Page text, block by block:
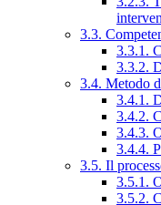
3.3.
3.3.1.
3.3.2.
3.4. Metodo
3.4.1.
3.4.2.
3.4.3.
3.4.4.
3.5. Il
3.5.1.
3.5.2.